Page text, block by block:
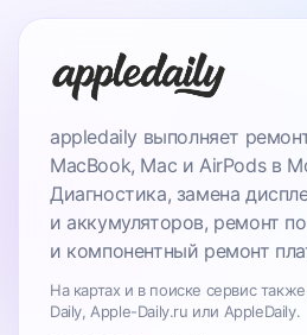
appledaily выполняет
MacBook, Mac и AirPods в
Диагностика, замена
и аккумуляторов, ремонт
и компонентный ремонт
На картах и в поиске сервис
Daily, Apple-Daily.ru или AppleDaily.